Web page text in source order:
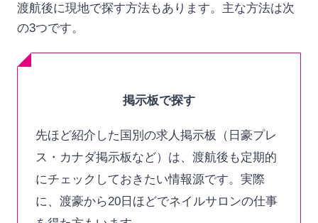
渡航後に現地で探す方法もあります。主な方法は次
の3つです。
掲示板で探す
先ほど紹介した国別の求人掲示板（日豪プレ
ス・カナダ掲示板など）は、渡航後も定期的
にチェックしておきたい情報源です。実際
に、渡豪から20日ほどでネイルサロンの仕事